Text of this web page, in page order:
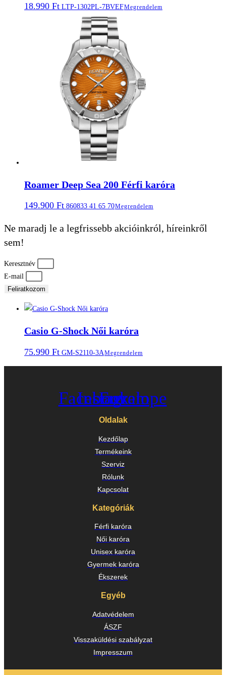
18.990 Ft LTP-1302PL-7BVEFMegrendelem
Roamer Deep Sea 200 Férfi karóra
149.900 Ft 860833 41 65 70Megrendelem
Ne maradj le a legfrissebb akcióinkról, híreinkről
sem!
Keresztnév
E-mail
Feliratkozom
Casio G-Shock Női karóra
75.990 Ft GM-S2110-3AMegrendelem
Facebook
Instagram
Envelope
Oldalak
Kezdőlap
Termékeink
Szerviz
Rólunk
Kapcsolat
Kategóriák
Férfi karóra
Női karóra
Unisex karóra
Gyermek karóra
Ékszerek
Egyéb
Adatvédelem
ÁSZF
Visszaküldési szabályzat
Impresszum